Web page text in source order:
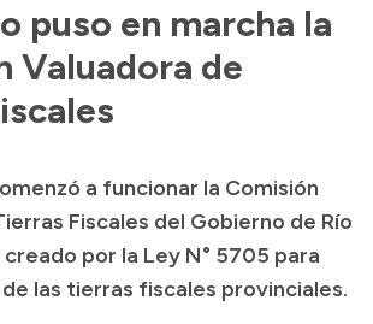
puso en marcha la
Valuadora de
a funcionar la Comisión
Fiscales del Gobierno de Río
por la Ley N° 5705 para
las tierras fiscales provinciales.